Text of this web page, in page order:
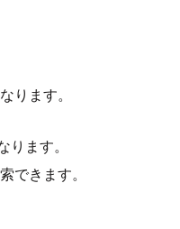
ります。
ます。
できます。